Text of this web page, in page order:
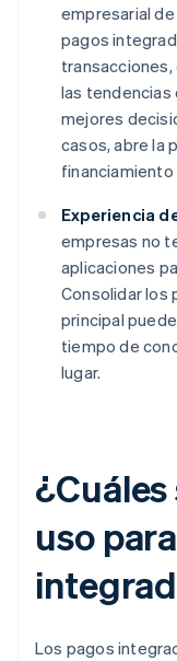
empresarial
pagos
las tendencias
mejores
casos, abre la
Experiencia
empresas no
aplicaciones
Consolidar los
principal
tiempo de
lugar.
uso
Los pagos